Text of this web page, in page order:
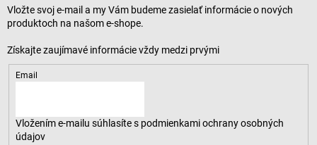
Vložte svoj e-mail a my Vám budeme zasielať informácie o nových
produktoch na našom e-shope.
Email
Vložením e-mailu súhlasíte s podmienkami ochrany osobných
údajov